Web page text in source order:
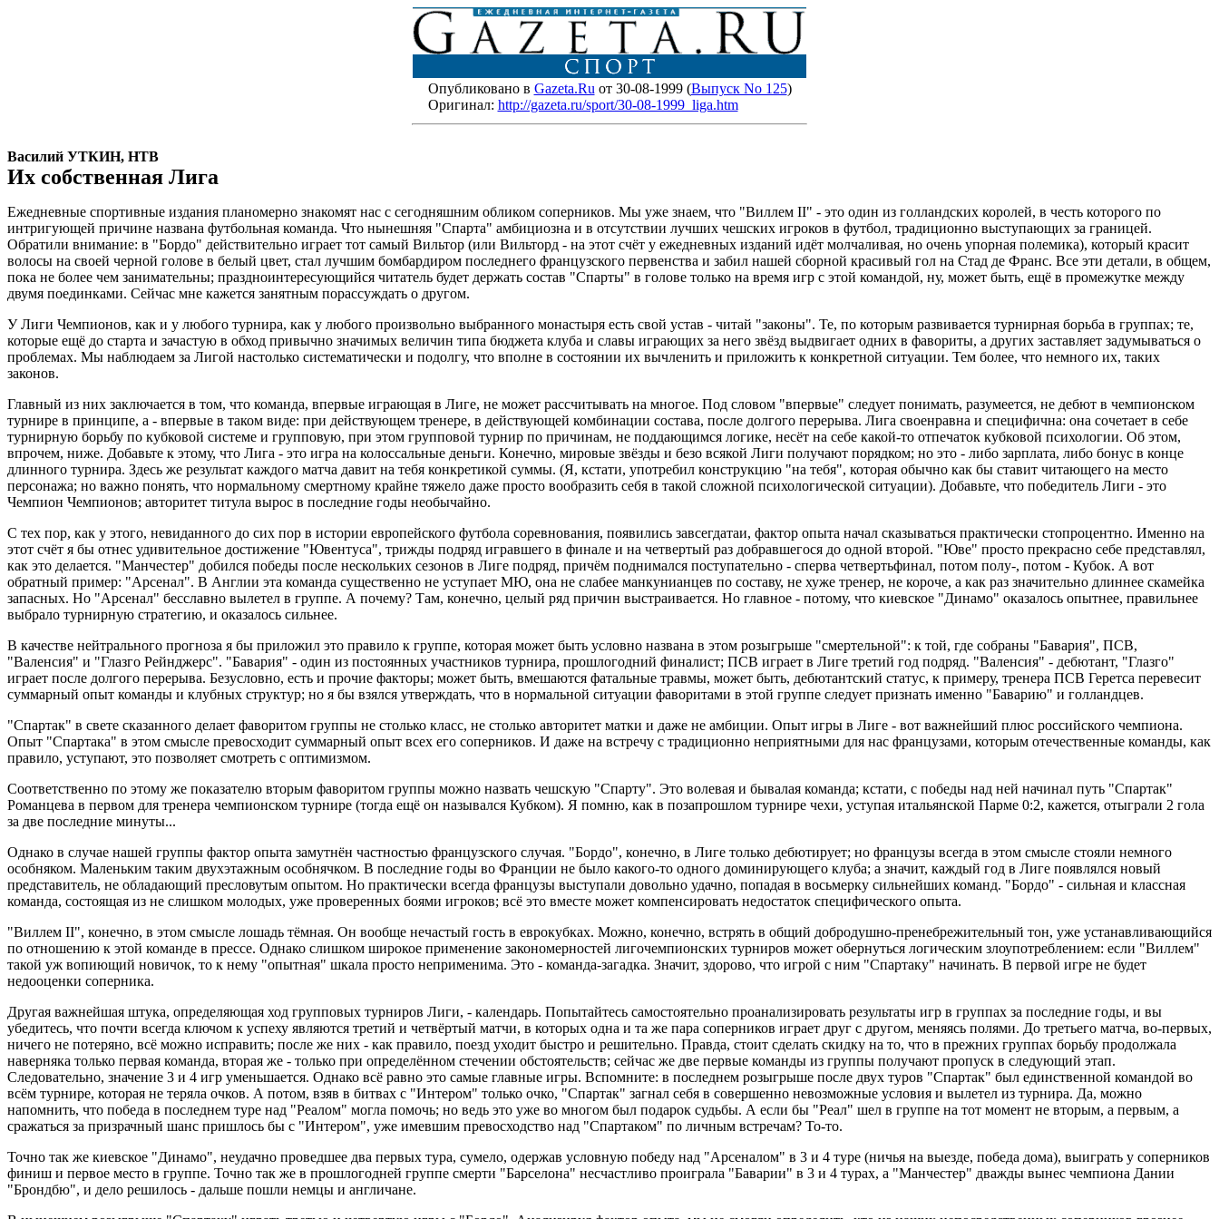
Опубликовано в Gazeta.Ru от 30-08-1999 (Выпуск No 125)
Оригинал: http://gazeta.ru/sport/30-08-1999_liga.htm
Василий УТКИН, НТВ
Их собственная Лига
Ежедневные спортивные издания планомерно знакомят нас с сегодняшним обликом соперников. Мы уже знаем, что "Виллем II" - это один из голландских королей, в честь которого по
интригующей причине названа футбольная команда. Что нынешняя "Спарта" амбициозна и в отсутствии лучших чешских игроков в футбол, традиционно выступающих за границей.
Обратили внимание: в "Бордо" действительно играет тот самый Вильтор (или Вильторд - на этот счёт у ежедневных изданий идёт молчаливая, но очень упорная полемика), который красит
волосы на своей черной голове в белый цвет, стал лучшим бомбардиром последнего французского первенства и забил нашей сборной красивый гол на Стад де Франс. Все эти детали, в общем,
пока не более чем занимательны; праздноинтересующийся читатель будет держать состав "Спарты" в голове только на время игр с этой командой, ну, может быть, ещё в промежутке между
двумя поединками. Сейчас мне кажется занятным порассуждать о другом.
У Лиги Чемпионов, как и у любого турнира, как у любого произвольно выбранного монастыря есть свой устав - читай "законы". Те, по которым развивается турнирная борьба в группах; те,
которые ещё до старта и зачастую в обход привычно значимых величин типа бюджета клуба и славы играющих за него звёзд выдвигает одних в фавориты, а других заставляет задумываться о
проблемах. Мы наблюдаем за Лигой настолько систематически и подолгу, что вполне в состоянии их вычленить и приложить к конкретной ситуации. Тем более, что немного их, таких
законов.
Главный из них заключается в том, что команда, впервые играющая в Лиге, не может рассчитывать на многое. Под словом "впервые" следует понимать, разумеется, не дебют в чемпионском
турнире в принципе, а - впервые в таком виде: при действующем тренере, в действующей комбинации состава, после долгого перерыва. Лига своенравна и специфична: она сочетает в себе
турнирную борьбу по кубковой системе и групповую, при этом групповой турнир по причинам, не поддающимся логике, несёт на себе какой-то отпечаток кубковой психологии. Об этом,
впрочем, ниже. Добавьте к этому, что Лига - это игра на колоссальные деньги. Конечно, мировые звёзды и безо всякой Лиги получают порядком; но это - либо зарплата, либо бонус в конце
длинного турнира. Здесь же результат каждого матча давит на тебя конкретикой суммы. (Я, кстати, употребил конструкцию "на тебя", которая обычно как бы ставит читающего на место
персонажа; но важно понять, что нормальному смертному крайне тяжело даже просто вообразить себя в такой сложной психологической ситуации). Добавьте, что победитель Лиги - это
Чемпион Чемпионов; авторитет титула вырос в последние годы необычайно.
С тех пор, как у этого, невиданного до сих пор в истории европейского футбола соревнования, появились завсегдатаи, фактор опыта начал сказываться практически стопроцентно. Именно на
этот счёт я бы отнес удивительное достижение "Ювентуса", трижды подряд игравшего в финале и на четвертый раз добравшегося до одной второй. "Юве" просто прекрасно себе представлял,
как это делается. "Манчестер" добился победы после нескольких сезонов в Лиге подряд, причём поднимался поступательно - сперва четвертьфинал, потом полу-, потом - Кубок. А вот
обратный пример: "Арсенал". В Англии эта команда существенно не уступает МЮ, она не слабее манкунианцев по составу, не хуже тренер, не короче, а как раз значительно длиннее скамейка
запасных. Но "Арсенал" бесславно вылетел в группе. А почему? Там, конечно, целый ряд причин выстраивается. Но главное - потому, что киевское "Динамо" оказалось опытнее, правильнее
выбрало турнирную стратегию, и оказалось сильнее.
В качестве нейтрального прогноза я бы приложил это правило к группе, которая может быть условно названа в этом розыгрыше "смертельной": к той, где собраны "Бавария", ПСВ,
"Валенсия" и "Глазго Рейнджерс". "Бавария" - один из постоянных участников турнира, прошлогодний финалист; ПСВ играет в Лиге третий год подряд. "Валенсия" - дебютант, "Глазго"
играет после долгого перерыва. Безусловно, есть и прочие факторы; может быть, вмешаются фатальные травмы, может быть, дебютантский статус, к примеру, тренера ПСВ Геретса перевесит
суммарный опыт команды и клубных структур; но я бы взялся утверждать, что в нормальной ситуации фаворитами в этой группе следует признать именно "Баварию" и голландцев.
"Спартак" в свете сказанного делает фаворитом группы не столько класс, не столько авторитет матки и даже не амбиции. Опыт игры в Лиге - вот важнейший плюс российского чемпиона.
Опыт "Спартака" в этом смысле превосходит суммарный опыт всех его соперников. И даже на встречу с традиционно неприятными для нас французами, которым отечественные команды, как
правило, уступают, это позволяет смотреть с оптимизмом.
Соответственно по этому же показателю вторым фаворитом группы можно назвать чешскую "Спарту". Это волевая и бывалая команда; кстати, с победы над ней начинал путь "Спартак"
Романцева в первом для тренера чемпионском турнире (тогда ещё он назывался Кубком). Я помню, как в позапрошлом турнире чехи, уступая итальянской Парме 0:2, кажется, отыграли 2 гола
за две последние минуты...
Однако в случае нашей группы фактор опыта замутнён частностью французского случая. "Бордо", конечно, в Лиге только дебютирует; но французы всегда в этом смысле стояли немного
особняком. Маленьким таким двухэтажным особнячком. В последние годы во Франции не было какого-то одного доминирующего клуба; а значит, каждый год в Лиге появлялся новый
представитель, не обладающий пресловутым опытом. Но практически всегда французы выступали довольно удачно, попадая в восьмерку сильнейших команд. "Бордо" - сильная и классная
команда, состоящая из не слишком молодых, уже проверенных боями игроков; всё это вместе может компенсировать недостаток специфического опыта.
"Виллем II", конечно, в этом смысле лошадь тёмная. Он вообще нечастый гость в еврокубках. Можно, конечно, встрять в общий добродушно-пренебрежительный тон, уже устанавливающийся
по отношению к этой команде в прессе. Однако слишком широкое применение закономерностей лигочемпионских турниров может обернуться логическим злоупотреблением: если "Виллем"
такой уж вопиющий новичок, то к нему "опытная" шкала просто неприменима. Это - команда-загадка. Значит, здорово, что игрой с ним "Спартаку" начинать. В первой игре не будет
недооценки соперника.
Другая важнейшая штука, определяющая ход групповых турниров Лиги, - календарь. Попытайтесь самостоятельно проанализировать результаты игр в группах за последние годы, и вы
убедитесь, что почти всегда ключом к успеху являются третий и четвёртый матчи, в которых одна и та же пара соперников играет друг с другом, меняясь полями. До третьего матча, во-первых,
ничего не потеряно, всё можно исправить; после же них - как правило, поезд уходит быстро и решительно. Правда, стоит сделать скидку на то, что в прежних группах борьбу продолжала
наверняка только первая команда, вторая же - только при определённом стечении обстоятельств; сейчас же две первые команды из группы получают пропуск в следующий этап.
Следовательно, значение 3 и 4 игр уменьшается. Однако всё равно это самые главные игры. Вспомните: в последнем розыгрыше после двух туров "Спартак" был единственной командой во
всём турнире, которая не теряла очков. А потом, взяв в битвах с "Интером" только очко, "Спартак" загнал себя в совершенно невозможные условия и вылетел из турнира. Да, можно
напомнить, что победа в последнем туре над "Реалом" могла помочь; но ведь это уже во многом был подарок судьбы. А если бы "Реал" шел в группе на тот момент не вторым, а первым, а
сражаться за призрачный шанс пришлось бы с "Интером", уже имевшим превосходство над "Спартаком" по личным встречам? То-то.
Точно так же киевское "Динамо", неудачно проведшее два первых тура, сумело, одержав условную победу над "Арсеналом" в 3 и 4 туре (ничья на выезде, победа дома), выиграть у соперников
финиш и первое место в группе. Точно так же в прошлогодней группе смерти "Барселона" несчастливо проиграла "Баварии" в 3 и 4 турах, а "Манчестер" дважды вынес чемпиона Дании
"Брондбю", и дело решилось - дальше пошли немцы и англичане.